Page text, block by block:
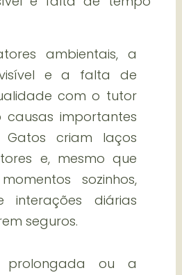
ambientais, a
e a falta de
com o tutor
importantes
Gatos criam laços
e, mesmo que
sozinhos,
interações diárias
seguros.
prolongada ou a